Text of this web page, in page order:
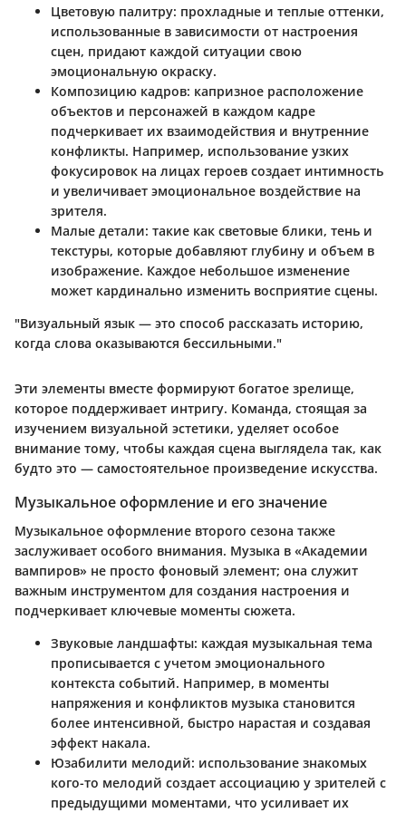
Цветовую палитру: прохладные и теплые оттенки,
использованные в зависимости от настроения
сцен, придают каждой ситуации свою
эмоциональную окраску.
Композицию кадров: капризное расположение
объектов и персонажей в каждом кадре
подчеркивает их взаимодействия и внутренние
конфликты. Например, использование узких
фокусировок на лицах героев создает интимность
и увеличивает эмоциональное воздействие на
зрителя.
Малые детали: такие как световые блики, тень и
текстуры, которые добавляют глубину и объем в
изображение. Каждое небольшое изменение
может кардинально изменить восприятие сцены.
"Визуальный язык — это способ рассказать историю,
когда слова оказываются бессильными."
Эти элементы вместе формируют богатое зрелище,
которое поддерживает интригу. Команда, стоящая за
изучением визуальной эстетики, уделяет особое
внимание тому, чтобы каждая сцена выглядела так, как
будто это — самостоятельное произведение искусства.
Музыкальное оформление и его значение
Музыкальное оформление второго сезона также
заслуживает особого внимания. Музыка в «Академии
вампиров» не просто фоновый элемент; она служит
важным инструментом для создания настроения и
подчеркивает ключевые моменты сюжета.
Звуковые ландшафты: каждая музыкальная тема
прописывается с учетом эмоционального
контекста событий. Например, в моменты
напряжения и конфликтов музыка становится
более интенсивной, быстро нарастая и создавая
эффект накала.
Юзабилити мелодий: использование знакомых
кого-то мелодий создает ассоциацию у зрителей с
предыдущими моментами, что усиливает их